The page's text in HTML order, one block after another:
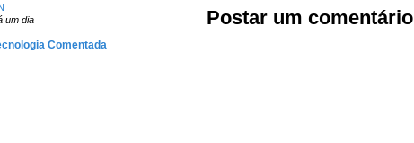
Postar um comentário
um dia
Comentada